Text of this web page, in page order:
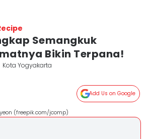
Semangkuk
Bikin Terpana!
Kota Yogyakarta
Add Us on Google
(freepik.com/jcomp)